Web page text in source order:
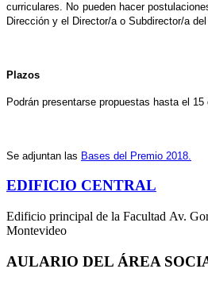
curriculares. No pueden hacer
Dirección y el Director/a o Subdirector/a
Plazos
Podrán presentarse propuestas hasta el 15
Se adjuntan las Bases del Premio 2018.
EDIFICIO CENTRAL
Edificio principal de la Facultad Av.
Montevideo
AULARIO DEL ÁREA